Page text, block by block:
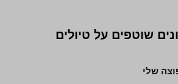
שוטפים על טיולים
שלי